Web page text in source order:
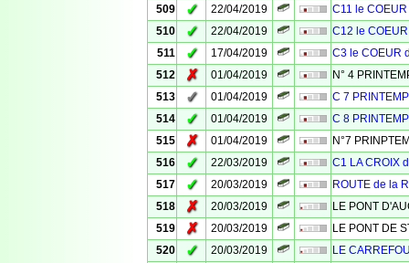
509
✓ 22/04/2019
C11 le
510
✓ 22/04/2019
C12 le
511
✓ 17/04/2019
C3 le COEUR
512
✗ 01/04/2019
N° 4
513
✓ 01/04/2019
C 7
514
✓ 01/04/2019
C 8
515
✗ 01/04/2019
N°7
516
✓ 22/03/2019
C1 LA CROIX
517
✓ 20/03/2019
ROUTE de la
518
✗ 20/03/2019
LE PONT
519
✗ 20/03/2019
LE PONT DE
520
✓ 20/03/2019
LE